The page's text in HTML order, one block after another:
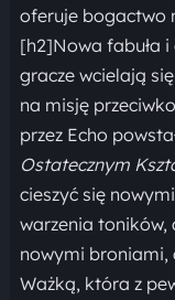
oferuje bogactwo
[h2]Nowa fabuła
gracze wcielają
na misję
przez Echo
Ostatecznym
cieszyć się
warzenia toników,
nowymi broniami,
Ważką, która z